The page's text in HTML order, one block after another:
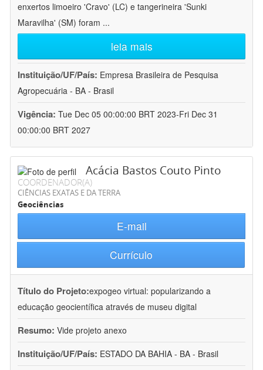
enxertos limoeiro 'Cravo' (LC) e tangerineira 'Sunki
Maravilha' (SM) foram ...
leia mais
Instituição/UF/País: Empresa Brasileira de Pesquisa
Agropecuária - BA - Brasil
Vigência: Tue Dec 05 00:00:00 BRT 2023-Fri Dec 31
00:00:00 BRT 2027
Acácia Bastos Couto Pinto
COORDENADOR(A)
CIÊNCIAS EXATAS E DA TERRA
Geociências
E-mail
Currículo
Título do Projeto:expogeo virtual: popularizando a
educação geocientífica através de museu digital
Resumo: Vide projeto anexo
Instituição/UF/País: ESTADO DA BAHIA - BA - Brasil